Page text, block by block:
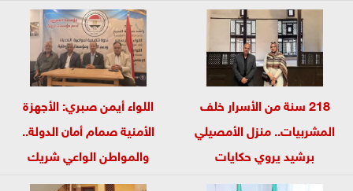
218 سنة من الأسرار خلف
المشربيات.. منزل الأمصيلي
برشيد يروي حكايات
العثمانيين...
اللواء أيمن صبري: الأجهزة
الأمنية صمام أمان الدولة..
والمواطن الواعي شريك
أساسي...